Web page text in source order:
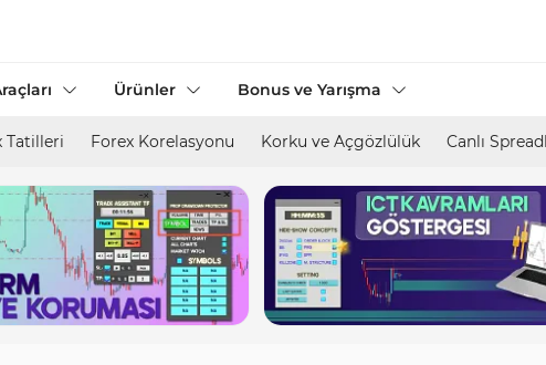
Ürünler Bonus ve Yarışma
Tatilleri Forex Korelasyonu Korku ve Açgözlülük Canlı